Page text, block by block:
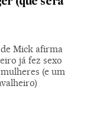
(que será
Mick afirma
já fez sexo
(e um